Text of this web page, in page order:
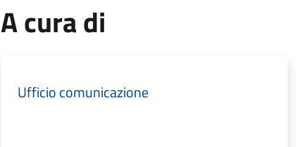
A cura di
Ufficio comunicazione